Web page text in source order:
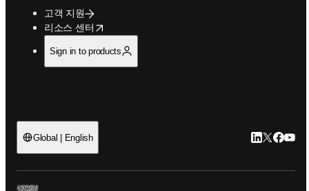
고객 지원
리소스 센터
opens in new tab/window
Sign in to products
Global | English LinkedIn 새
Twitter 새